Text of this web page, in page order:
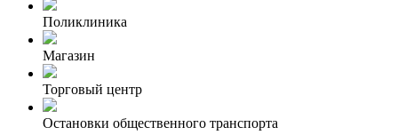
Поликлиника
Магазин
Торговый центр
Остановки общественного транспорта